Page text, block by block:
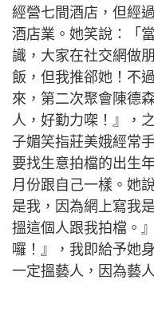
經營七間酒店，但經
酒店業。她笑說：「
識，大家在社交網做
飯，但我推郤她！不
來，第二次聚會陳德
人，好勤力㗎！』，
子媚笑指莊美娥經常
要找生意拍檔的出生
月份跟自己一樣。她
是我，因為網上寫我
搵這個人跟我拍檔。
囉！』，我即給予她
一定搵藝人，因為藝